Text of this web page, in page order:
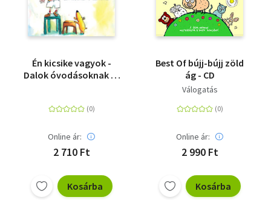
Én kicsike vagyok -
Dalok óvodásoknak és
Online ár:
2 710 Ft
Kosárba
Best Of bújj-bújj zöld
ág - CD
Válogatás
Online ár:
2 990 Ft
Kosárba